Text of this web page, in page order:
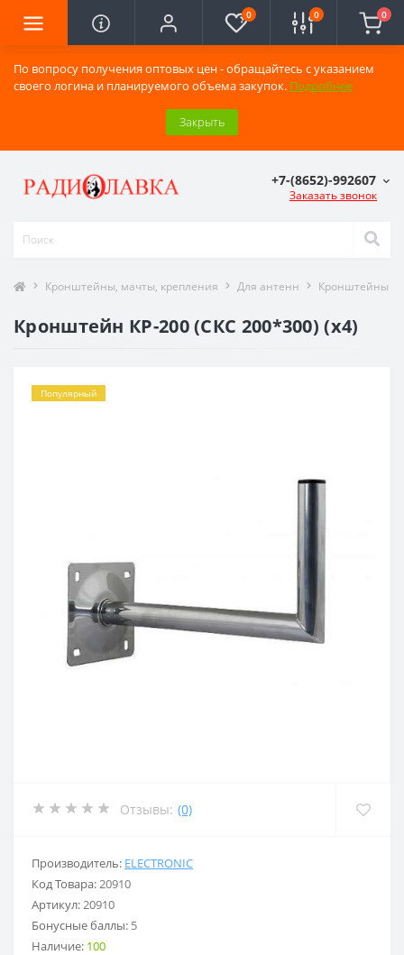
По вопросу получения оптовых цен - обращайтесь с указанием
своего логина и планируемого объема закупок. Подробнее
Закрыть
0 0 0
+7-(8652)-992607
Заказать звонок
Кронштейны, мачты, крепления Для антенн Кронштейны
Кронштейн КР-200 (СКС 200*300) (х4)
Популярный
Отзывы: (0)
Производитель: ELECTRONIC
Код Товара:20910
Артикул:20910
Бонусные баллы: 5
Наличие: 100